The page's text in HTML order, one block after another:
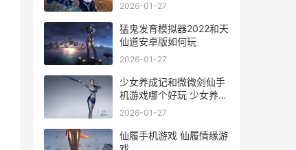
2026-01-27
猛鬼发育模拟器2022和天
仙道安卓版如何玩
2026-01-27
少女养成记和微微剑仙手
机游戏哪个好玩 少女养成
记无限金币版
2026-01-27
仙履手机游戏 仙履情缘游